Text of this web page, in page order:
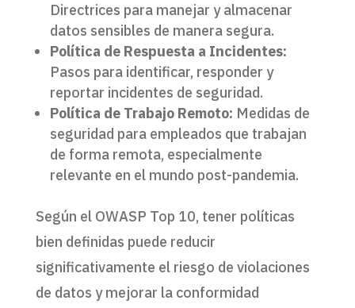
Directrices para manejar y almacenar
datos sensibles de manera segura.
Política de Respuesta a Incidentes:
Pasos para identificar, responder y
reportar incidentes de seguridad.
Política de Trabajo Remoto: Medidas de
seguridad para empleados que trabajan
de forma remota, especialmente
relevante en el mundo post-pandemia.
Según el OWASP Top 10, tener políticas
bien definidas puede reducir
significativamente el riesgo de violaciones
de datos y mejorar la conformidad